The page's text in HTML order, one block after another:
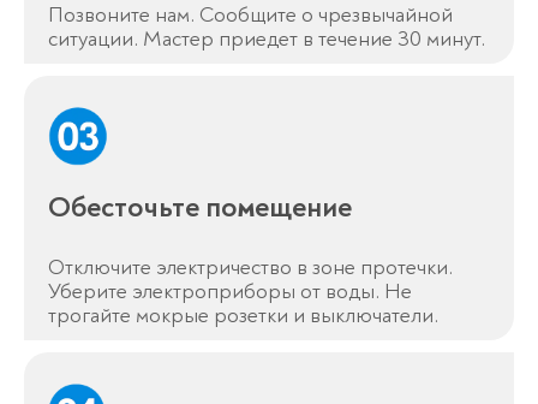
Позвоните нам. Сообщите о чрезвычайной
ситуации. Мастер приедет в течение 30 минут.
Обесточьте помещение
Отключите электричество в зоне протечки.
Уберите электроприборы от воды. Не
трогайте мокрые розетки и выключатели.